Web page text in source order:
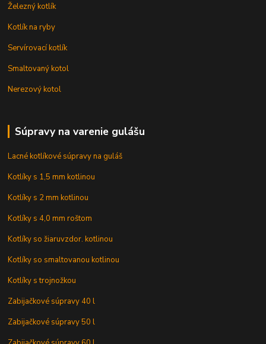
Železný kotlík
Kotlík na ryby
Servírovací kotlík
Smaltovaný kotol
Nerezový kotol
Súpravy na varenie gulášu
Lacné kotlíkové súpravy na guláš
Kotlíky s 1,5 mm kotlinou
Kotlíky s 2 mm kotlinou
Kotlíky s 4,0 mm roštom
Kotlíky so žiaruvzdor. kotlinou
Kotlíky so smaltovanou kotlinou
Kotlíky s trojnožkou
Zabijačkové súpravy 40 l
Zabijačkové súpravy 50 l